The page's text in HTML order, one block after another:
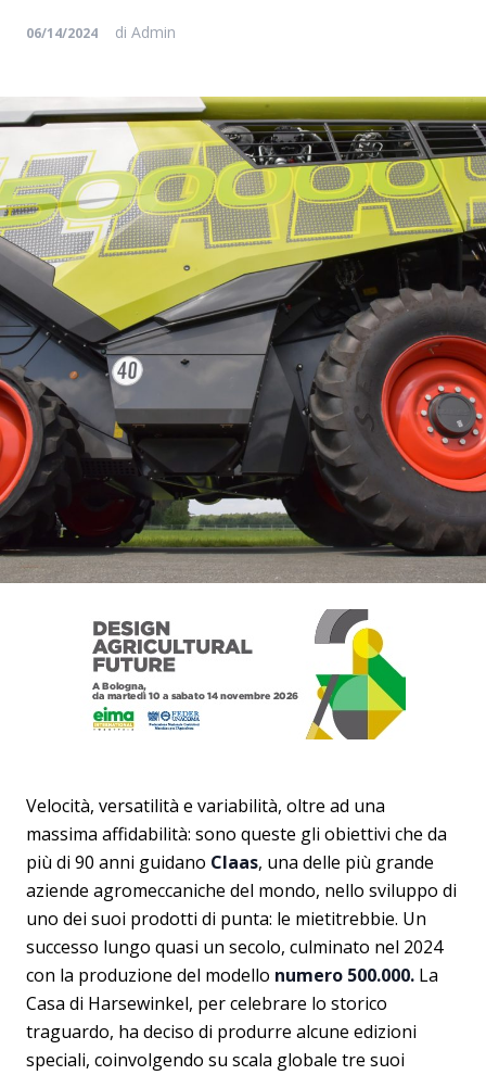
06/14/2024 di Admin
Velocità, versatilità e variabilità, oltre ad una
massima affidabilità: sono queste gli obiettivi che da
più di 90 anni guidano Claas, una delle più grande
aziende agromeccaniche del mondo, nello sviluppo di
uno dei suoi prodotti di punta: le mietitrebbie. Un
successo lungo quasi un secolo, culminato nel 2024
con la produzione del modello numero 500.000. La
Casa di Harsewinkel, per celebrare lo storico
traguardo, ha deciso di produrre alcune edizioni
speciali, coinvolgendo su scala globale tre suoi